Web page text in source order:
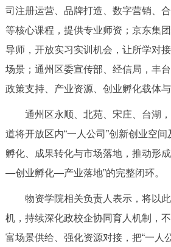
参与调查 在线访谈
北京概况 十六区概览
绿色北京 图说北京
多语种
한국어
司注册运营、品牌打造、数字营销、
等核心课程，提供专业师资；京东集
导师，开放实习实训机会，让所学对
场景；通州区委宣传部、经信局，丰
政策支持、产业资源、创业孵化载体与
通州区永顺、北苑、宋庄、台湖，
道将开放区内“一人公司”创新创业空
孵化、成果转化与市场落地，推动形
—创业孵化—产业落地”的完整闭环。
物资学院相关负责人表示，将以此
机，持续深化政校企协同育人机制，
富场景供给、强化资源对接，把“一人